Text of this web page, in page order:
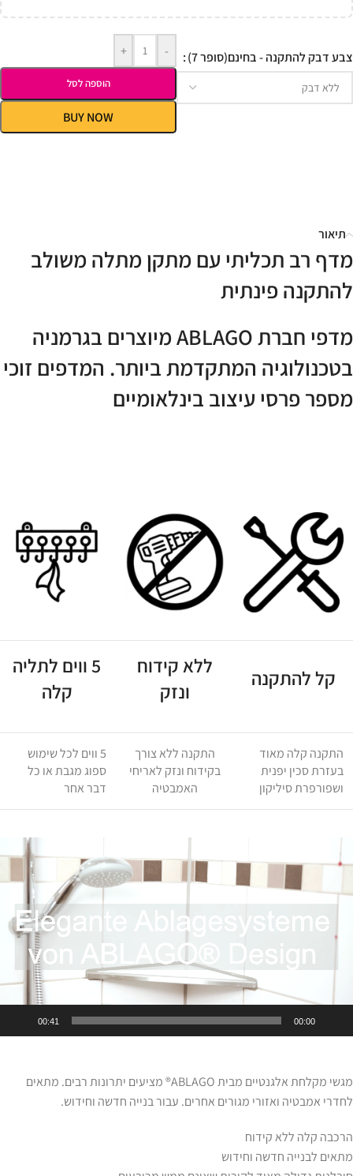
צבע דבק להתקנה - בחינם(סופר 7) -
+
הוספה לסל
BUY NOW
תיאור
מדף רב תכליתי עם מתקן מתלה משולב
להתקנה פינתית
מדפי חברת ABLAGO מיוצרים בגרמניה
בטכנולוגיה המתקדמת ביותר. המדפים זוכי
מספר פרסי עיצוב בינלאומיים
קל להתקנה
ללא קידוח
ונזק
5 ווים לתליה
קלה
התקנה קלה מאוד
בעזרת סכין יפנית
ושפורפרת סיליקון
התקנה ללא צורך
בקידוח ונזק לאריחי
האמבטיה
5 ווים לכל שימוש
ספוג מגבת או כל
דבר אחר
וידאו
00:00
00:41
מגשי מקלחת אלגנטיים מבית ABLAGO® מציעים יתרונות רבים. מתאים
לחדרי אמבטיה ואזורי מגורים אחרים. עבור בנייה חדשה וחידוש.
הרכבה קלה ללא קידוח
מתאים לבנייה חדשה וחידוש